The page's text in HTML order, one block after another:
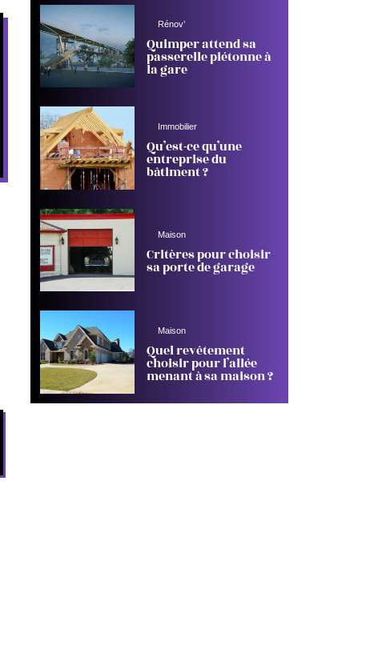
Rénov’
Quimper attend sa
passerelle piétonne à
la gare
Immobilier
Qu’est-ce qu’une
entreprise du
bâtiment ?
Maison
Critères pour choisir
sa porte de garage
Maison
Quel revêtement
choisir pour l’allée
menant à sa maison ?